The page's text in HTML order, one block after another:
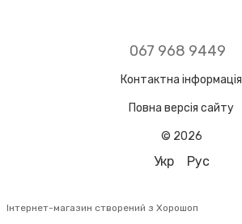
067 968 9449
Контактна інформація
Повна версія сайту
© 2026
Укр Рус
Інтернет-магазин створений з Хорошоп